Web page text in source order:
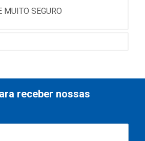
MUITO SEGURO
receber nossas